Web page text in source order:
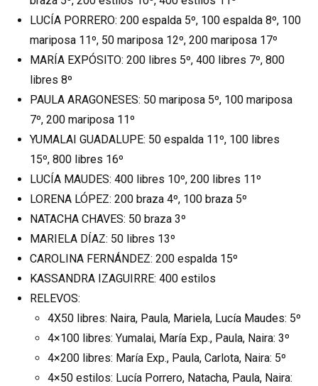
LUCÍA PORRERO: 200 espalda 5º, 100 espalda 8º, 100
mariposa 11º, 50 mariposa 12º, 200 mariposa 17º
MARÍA EXPÓSITO: 200 libres 5º, 400 libres 7º, 800
libres 8º
PAULA ARAGONESES: 50 mariposa 5º, 100 mariposa
7º, 200 mariposa 11º
YUMALAI GUADALUPE: 50 espalda 11º, 100 libres
15º, 800 libres 16º
LUCÍA MAUDES: 400 libres 10º, 200 libres 11º
LORENA LÓPEZ: 200 braza 4º, 100 braza 5º
NATACHA CHAVES: 50 braza 3º
MARIELA DÍAZ: 50 libres 13º
CAROLINA FERNÁNDEZ: 200 espalda 15º
KASSANDRA IZAGUIRRE: 400 estilos
RELEVOS:
4X50 libres: Naira, Paula, Mariela, Lucía Maudes: 5º
4×100 libres: Yumalai, María Exp., Paula, Naira: 3º
4×200 libres: María Exp., Paula, Carlota, Naira: 5º
4×50 estilos: Lucía Porrero, Natacha, Paula, Naira: